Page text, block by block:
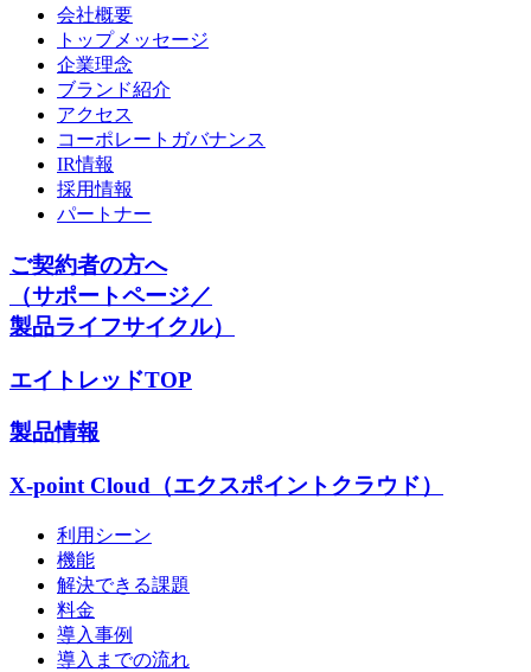
会社概要
トップメッセージ
企業理念
ブランド紹介
アクセス
コーポレートガバナンス
IR情報
採用情報
パートナー
ご契約者の方へ
（サポートページ／
製品ライフサイクル）
エイトレッドTOP
製品情報
X-point Cloud（エクスポイントクラウド）
利用シーン
機能
解決できる課題
料金
導入事例
導入までの流れ